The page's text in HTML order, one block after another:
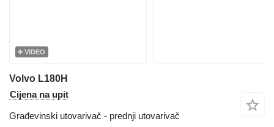
VIDEO
Volvo L180H
Cijena na upit
Građevinski utovarivač - prednji utovarivač